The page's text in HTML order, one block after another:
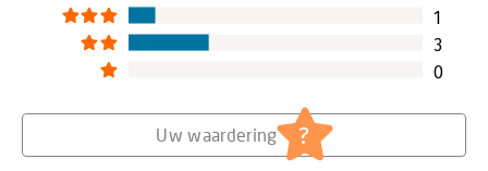
1
3
0
Uw waardering ?